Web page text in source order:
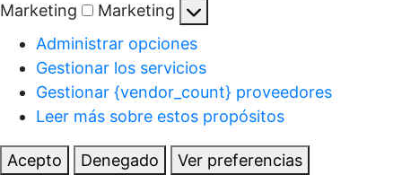
Marketing
Marketing
Administrar opciones
Gestionar los servicios
Gestionar {vendor_count} proveedores
Leer más sobre estos propósitos
Acepto Denegado
Ver preferencias